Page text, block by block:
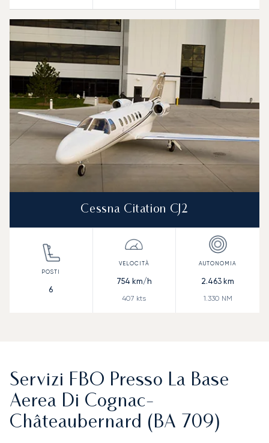
Cessna Citation CJ2
6
754 km/h
407 kts
2.463 km
1.330 NM
Servizi FBO Presso La Base
Aerea Di Cognac-
Châteaubernard (BA 709)